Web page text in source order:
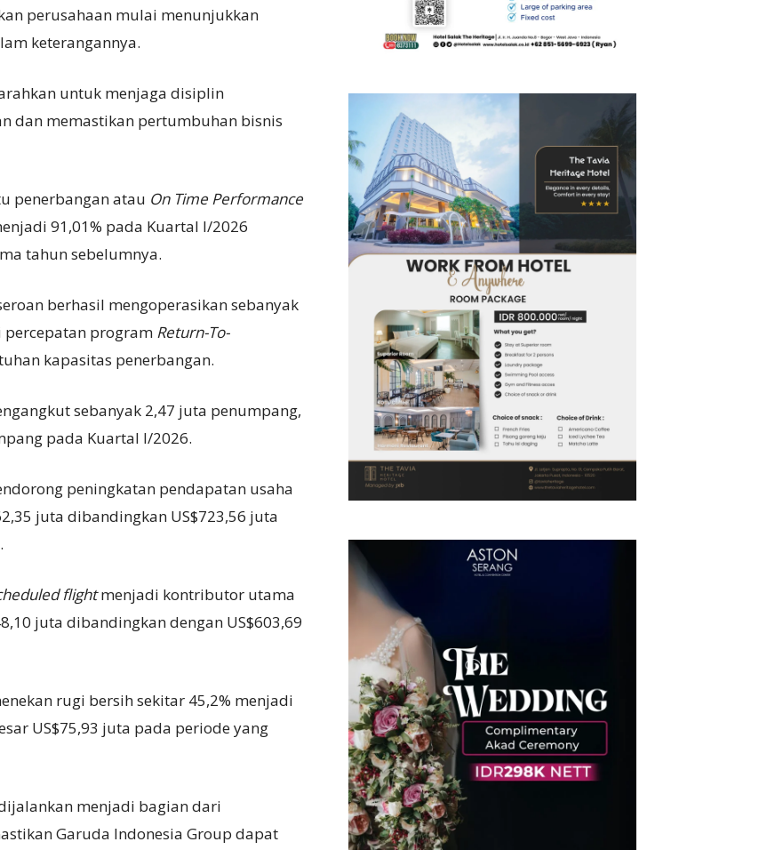
perusahaan mulai menunjukkan
keterangannya.
untuk menjaga disiplin
dan memastikan pertumbuhan bisnis
penerbangan atau On Time Performance
91,01% pada Kuartal I/2026
tahun sebelumnya.
berhasil mengoperasikan sebanyak
program Return-To-
kapasitas penerbangan.
sebanyak 2,47 juta penumpang,
pada Kuartal I/2026.
peningkatan pendapatan usaha
juta dibandingkan US$723,56 juta
flightmenjadi kontributor utama
juta dibandingkan dengan US$603,69
rugi bersih sekitar 45,2% menjadi
US$75,93 juta pada periode yang
menjadi bagian dari
Garuda Indonesia Group dapat